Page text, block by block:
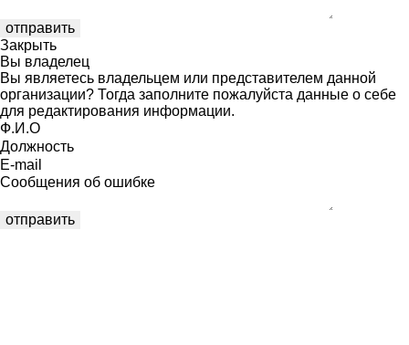
Закрыть
Вы владелец
Вы являетесь владельцем или представителем данной
организации? Тогда заполните пожалуйста данные о себе
для редактирования информации.
Ф.И.О
Должность
E-mail
Сообщения об ошибке